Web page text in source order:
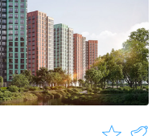
от16 491 230 ₽
22 предложения